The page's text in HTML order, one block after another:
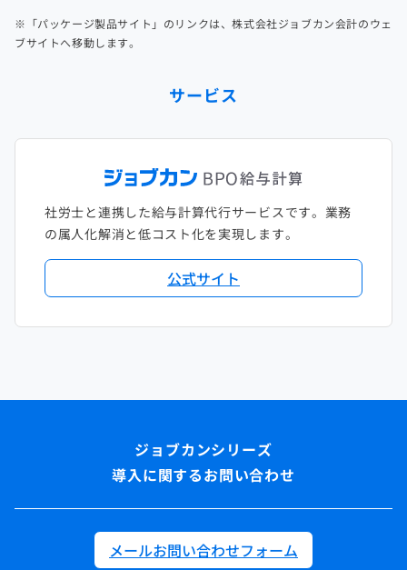
※「パッケージ製品サイト」のリンクは、株式会社ジョブカン会計のウェ
ブサイトへ移動します。
サービス
社労士と連携した給与計算代行サービスです。業務
の属人化解消と低コスト化を実現します。
公式サイト
導入に関するお問い合わせ
メールお問い合わせフォーム